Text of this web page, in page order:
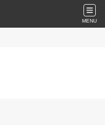
MENU